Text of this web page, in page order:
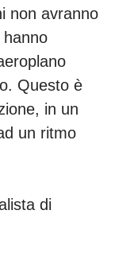
non avranno
Questo è
in un
un ritmo
di